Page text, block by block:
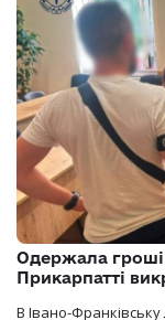
Одержала гроші
Прикарпатті
В Івано-Франківську